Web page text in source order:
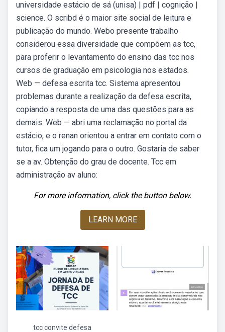
universidade estácio de sá (unisa) | pdf | cognição |
science. O scribd é o maior site social de leitura e
publicação do mundo. Webo presente trabalho
considerou essa diversidade que compõem as tcc,
para proferir o levantamento do ensino das tcc nos
cursos de graduação em psicologia nos estados.
Web — defesa escrita tcc. Sistema apresentou
problemas durante a realização da defesa escrita,
copiando a resposta de uma das questões para as
demais. Web — abri uma reclamação no portal da
estácio, e o renan orientou a entrar em contato com o
tutor, fica um jogando para o outro. Gostaria de saber
se a av. Obtenção do grau de docente. Tcc em
administração av aluno:
For more information, click the button below.
LEARN MORE
tcc convite defesa